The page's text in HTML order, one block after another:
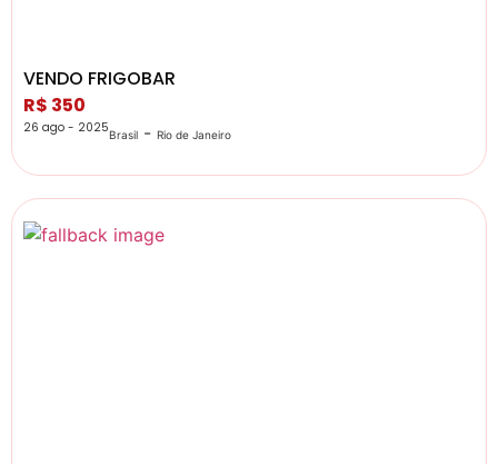
VENDO FRIGOBAR
R$ 350
26 ago - 2025Brasil - Rio de Janeiro